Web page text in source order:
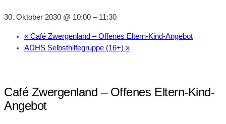
30. Oktober 2030 @ 10:00 – 11:30
« Café Zwergenland – Offenes Eltern-Kind-Angebot
ADHS Selbsthilfegruppe (16+) »
Café Zwergenland – Offenes Eltern-Kind-
Angebot